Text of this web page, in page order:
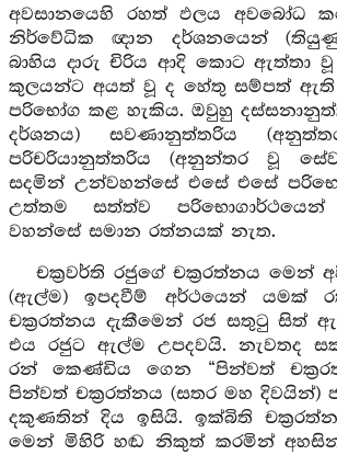
අවසානයෙහි රහත් ඵලය අවබෝධ
නිර්වේධික ඥාන දර්ශනයෙන්
බාහිය දාරු චිරිය ආදි කොට ඇත්තා
කුලයන්ට අයත් වූ ද හේතු සම්පත් ඇති
පරිභෝග කළ හැකිය. ඔවුහු
දර්ශනය) සවණානුත්තරිය
පරිචරියානුත්තරිය (අනුන්තර වූ
සදමින් උන්වහන්සේ එසේ එසේ
උත්තම සත්ත්ව
වහන්සේ සමාන රත්නයක් නැත.
චක්‍රවර්ති රජුගේ චක්‍රරත්නය මෙන්
(ඇල්ම) ඉපදවීම් අර්ථයෙන් යමක්
චක්‍රරත්නය දැකීමෙන් රජ සතුටු සිත්
එය රජුට ඇල්ම උපදවයි. නැවතද
රන් කෙණ්ඩිය ගෙන “පින්වත්
පින්වත් චක්‍රරත්නය (සතර මහ දිවයින්)
දකුණතින් දිය ඉසියි. ඉක්බිති
මෙන් මිහිරි හඬ නිකුත් කරමින්